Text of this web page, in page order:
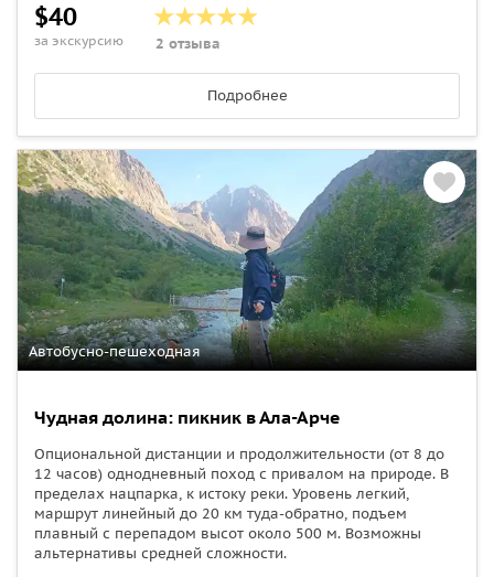
$40
за экскурсию 2 отзыва
Подробнее
Автобусно-пешеходная
Чудная долина: пикник в Ала-Арче
Опциональной дистанции и продолжительности (от 8 до
12 часов) однодневный поход с привалом на природе. В
пределах нацпарка, к истоку реки. Уровень легкий,
маршрут линейный до 20 км туда-обратно, подъем
плавный с перепадом высот около 500 м. Возможны
альтернативы средней сложности.